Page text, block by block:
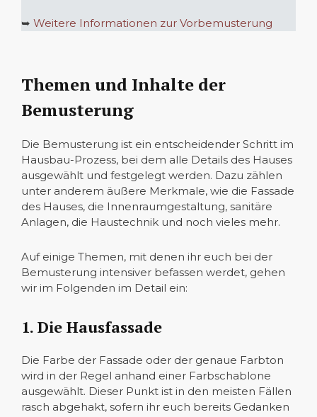
➥ Weitere Informationen zur Vorbemusterung
Themen und Inhalte der
Bemusterung
Die Bemusterung ist ein entscheidender Schritt im
Hausbau-Prozess, bei dem alle Details des Hauses
ausgewählt und festgelegt werden. Dazu zählen
unter anderem äußere Merkmale, wie die Fassade
des Hauses, die Innenraumgestaltung, sanitäre
Anlagen, die Haustechnik und noch vieles mehr.
Auf einige Themen, mit denen ihr euch bei der
Bemusterung intensiver befassen werdet, gehen
wir im Folgenden im Detail ein:
1. Die Hausfassade
Die Farbe der Fassade oder der genaue Farbton
wird in der Regel anhand einer Farbschablone
ausgewählt. Dieser Punkt ist in den meisten Fällen
rasch abgehakt, sofern ihr euch bereits Gedanken